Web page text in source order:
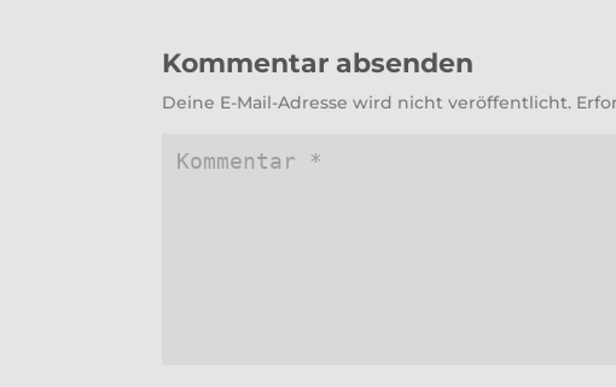
Kommentar absenden
Deine E-Mail-Adresse wird nicht veröffentlicht.